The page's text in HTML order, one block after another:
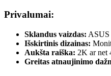
Privalumai:
Sklandus vaizdas: ASUS
Išskirtinis dizainas:
Aukšta raiška: 2K ar net
Greitas atnaujinimo